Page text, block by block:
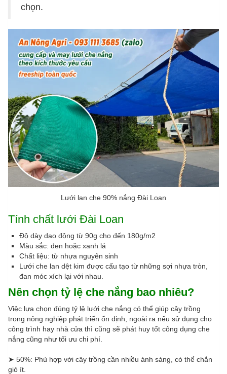
chọn.
Lưới lan che 90% nắng Đài Loan
Tính chất lưới Đài Loan
Độ dày dao động từ 90g cho đến 180g/m2
Màu sắc: đen hoặc xanh lá
Chất liệu: từ nhựa nguyên sinh
Lưới che lan dệt kim được cấu tạo từ những sợi nhựa tròn,
đan móc xích lại với nhau.
Nên chọn tỷ lệ che nắng bao nhiêu?
Việc lựa chọn đúng tỷ lệ lưới che nắng có thể giúp cây trồng
trong nông nghiệp phát triển ổn định, ngoài ra nếu sử dụng cho
công trình hay nhà cửa thì cũng sẽ phát huy tốt công dụng che
nắng cũng như tối ưu chi phí.
➤ 50%: Phù hợp với cây trồng cần nhiều ánh sáng, có thể chắn
gió ít.